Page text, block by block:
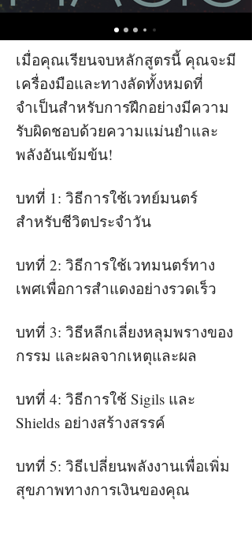
เมื่อคุณเรียนจบหลักสูตรนี้ คุณจะมี
เครื่องมือและทางลัดทั้งหมดที่
จำเป็นสำหรับการฝึกอย่างมีความ
รับผิดชอบด้วยความแม่นยำและ
พลังอันเข้มข้น!
บทที่ 1: วิธีการใช้เวทย์มนตร์
สำหรับชีวิตประจำวัน
บทที่ 2: วิธีการใช้เวทมนตร์ทาง
เพศเพื่อการสำแดงอย่างรวดเร็ว
บทที่ 3: วิธีหลีกเลี่ยงหลุมพรางของ
กรรม และผลจากเหตุและผล
บทที่ 4: วิธีการใช้ Sigils และ
Shields อย่างสร้างสรรค์
บทที่ 5: วิธีเปลี่ยนพลังงานเพื่อเพิ่ม
สุขภาพทางการเงินของคุณ